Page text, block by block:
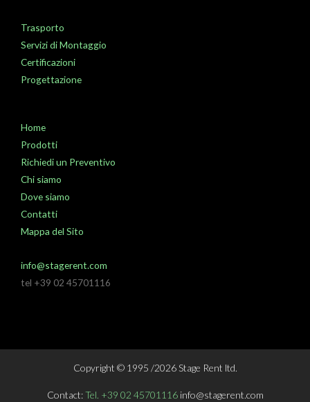
Trasporto
Servizi di Montaggio
Certificazioni
Progettazione
Home
Prodotti
Richiedi un Preventivo
Chi siamo
Dove siamo
Contatti
Mappa del Sito
info@stagerent.com
tel +39 02 45701116
Copyright © 1995 /2026 Stage Rent ltd.
Contact:Tel. +39 02 45701116 info@stagerent.com